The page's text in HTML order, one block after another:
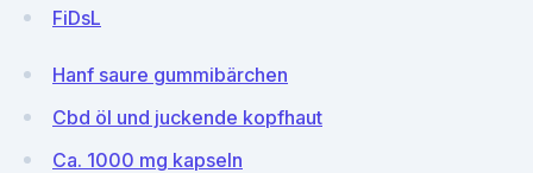
FiDsL
Hanf saure gummibärchen
Cbd öl und juckende kopfhaut
Ca. 1000 mg kapseln